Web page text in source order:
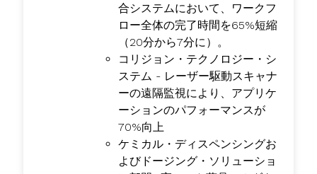
合システムにおいて、ワークフ
ロー全体の完了時間を65%短縮
（20分から7分に）。
コリジョン・テクノロジー・シ
ステム - レーザー駆動スキャナ
ーの遠隔監視により、アプリケ
ーションのパフォーマンスが
70%向上
ケミカル・ディスペンシングお
よびドージング・ソリューショ